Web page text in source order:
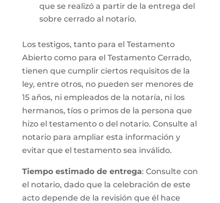
que se realizó a partir de la entrega del
sobre cerrado al notario.
Los testigos, tanto para el Testamento
Abierto como para el Testamento Cerrado,
tienen que cumplir ciertos requisitos de la
ley, entre otros, no pueden ser menores de
15 años, ni empleados de la notaría, ni los
hermanos, tíos o primos de la persona que
hizo el testamento o del notario. Consulte al
notario para ampliar esta información y
evitar que el testamento sea inválido.
Tiempo estimado de entrega: Consulte con
el notario, dado que la celebración de este
acto depende de la revisión que él hace